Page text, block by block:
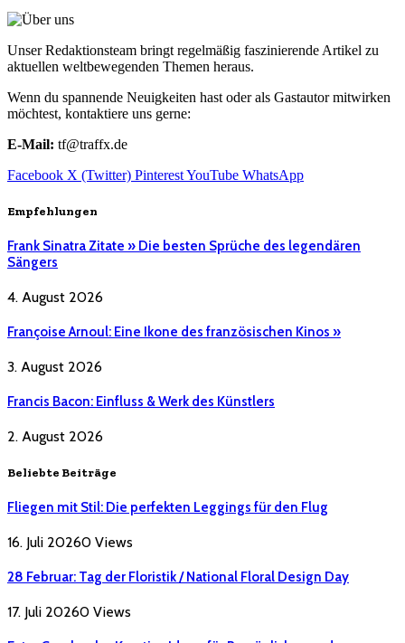
Unser Redaktionsteam bringt regelmäßig faszinierende Artikel zu
aktuellen weltbewegenden Themen heraus.
Wenn du spannende Neuigkeiten hast oder als Gastautor mitwirken
möchtest, kontaktiere uns gerne:
E-Mail: tf@traffx.de
Facebook X (Twitter) PinterestYouTube WhatsApp
Empfehlungen
Frank Sinatra Zitate » Die besten Sprüche des legendären
Sängers
4. August 2026
Françoise Arnoul: Eine Ikone des französischen Kinos »
3. August 2026
Francis Bacon: Einfluss & Werk des Künstlers
2. August 2026
Beliebte Beiträge
Fliegen mit Stil: Die perfekten Leggings für den Flug
16. Juli 20260 Views
28 Februar: Tag der Floristik / National Floral Design Day
17. Juli 20260 Views